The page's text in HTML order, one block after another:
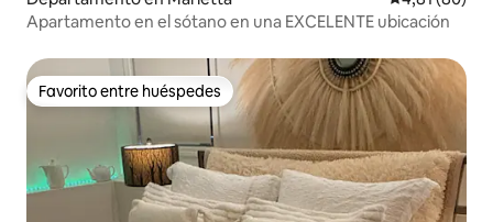
Apartamento en el sótano en una EXCELENTE ubicación
Favorito entre huéspedes
Favorito entre huéspedes